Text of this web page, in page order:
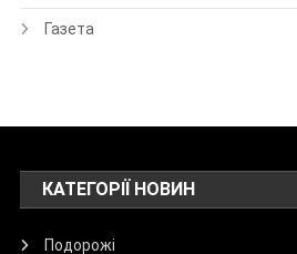
Газета
КАТЕГОРІЇ НОВИН
Подорожі